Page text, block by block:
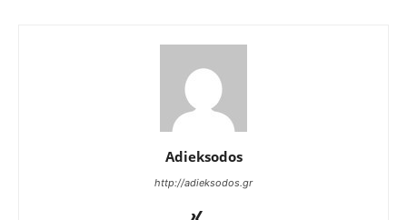
Adieksodos
http://adieksodos.gr